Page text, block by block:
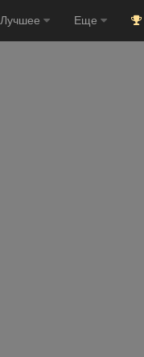
Лучшее Еще